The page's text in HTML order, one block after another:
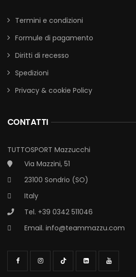
Termini e condizioni
Formule di pagamento
Diritti di recesso
Spedizioni
Privacy & cookie Policy
CONTATTI
TUTTOSPORT Mazzucchi
Via Mazzini, 51
23100 Sondrio (SO)
Italy
Tel. +39 0342 511046
Email. info@teammazzu.com